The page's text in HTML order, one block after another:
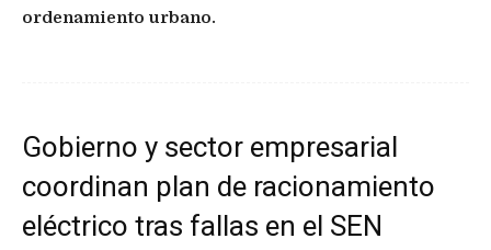
ordenamiento urbano.
Gobierno y sector empresarial
coordinan plan de racionamiento
eléctrico tras fallas en el SEN